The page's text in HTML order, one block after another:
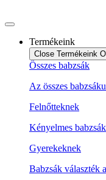
a
Termékeink
Close Termékeink
Összes babzsák
Az összes
Felnőtteknek
Kényelmes
Gyerekeknek
Babzsák választék